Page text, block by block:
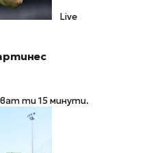
Live
ти 15 минути.